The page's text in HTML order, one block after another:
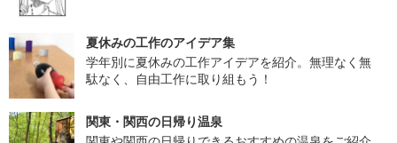
夏休みの工作のアイデア集
学年別に夏休みの工作アイデアを紹介。無理なく無
駄なく、自由工作に取り組もう！
関東・関西の日帰り温泉